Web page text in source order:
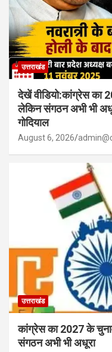
उत्तराखंड
देखें वीडियो:कांग्रेस का
लेकिन संगठन अभी भी
गोदियाल
August 6, 2026
उत्तराखंड
कांग्रेस का 2027 के
संगठन अभी भी अधूरा